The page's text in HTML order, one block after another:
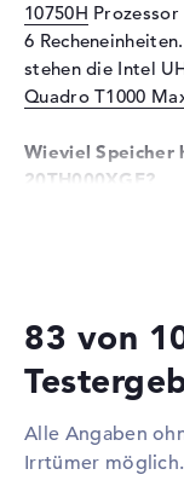
Audio
Soundkarte
Mikrofon
Sensorauflösung
Netzwerk
Netzwerkkarte
10750H
6
stehen die Intel
Quadro T1000
Wieviel Speicher
20TH000XGE?
Beim RAM
dieses Laptops
Bord:
Zu den
83 von
Alle Angaben
Irrtümer möglich.